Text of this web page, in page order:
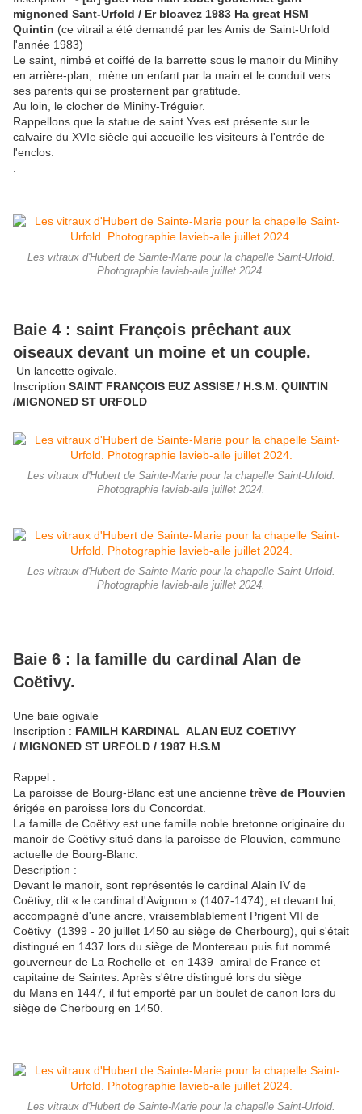
mignoned Sant-Urfold / Er bloavez 1983 Ha great HSM
Quintin (ce vitrail a été demandé par les Amis de Saint-Urfold
l'année 1983)
Le saint, nimbé et coiffé de la barrette sous le manoir du Minihy
en arrière-plan, mène un enfant par la main et le conduit vers
ses parents qui se prosternent par gratitude.
Au loin, le clocher de Minihy-Tréguier.
Rappellons que la statue de saint Yves est présente sur le
calvaire du XVIe siècle qui accueille les visiteurs à l'entrée de
l'enclos.
Les vitraux d'Hubert de Sainte-Marie pour la chapelle Saint-Urfold.
Photographie lavieb-aile juillet 2024.
Baie 4 : saint François prêchant aux
oiseaux devant un moine et un couple.
Un lancette ogivale.
Inscription SAINT FRANÇOIS EUZ ASSISE / H.S.M. QUINTIN
/MIGNONED ST URFOLD
Les vitraux d'Hubert de Sainte-Marie pour la chapelle Saint-Urfold.
Photographie lavieb-aile juillet 2024.
Les vitraux d'Hubert de Sainte-Marie pour la chapelle Saint-Urfold.
Photographie lavieb-aile juillet 2024.
Baie 6 : la famille du cardinal Alan de
Coëtivy.
Une baie ogivale
Inscription : FAMILH KARDINAL ALAN EUZ COETIVY
/ MIGNONED ST URFOLD / 1987 H.S.M
Rappel :
La paroisse de Bourg-Blanc est une ancienne trève de Plouvien
érigée en paroisse lors du Concordat.
La famille de Coëtivy est une famille noble bretonne originaire du
manoir de Coëtivy situé dans la paroisse de Plouvien, commune
actuelle de Bourg-Blanc.
Description :
Devant le manoir, sont représentés le cardinal Alain IV de
Coëtivy, dit « le cardinal d'Avignon » (1407-1474), et devant lui,
accompagné d'une ancre, vraisemblablement Prigent VII de
Coëtivy (1399 - 20 juillet 1450 au siège de Cherbourg), qui s'était
distingué en 1437 lors du siège de Montereau puis fut nommé
gouverneur de La Rochelle et en 1439 amiral de France et
capitaine de Saintes. Après s'être distingué lors du siège
du Mans en 1447, il fut emporté par un boulet de canon lors du
siège de Cherbourg en 1450.
Les vitraux d'Hubert de Sainte-Marie pour la chapelle Saint-Urfold.